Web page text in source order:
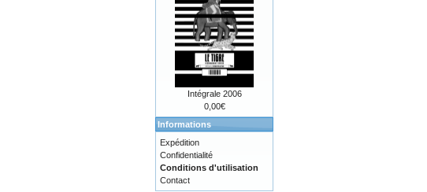
Intégrale 2006
0,00€
Informations
Expédition
Confidentialité
Conditions d'utilisation
Contact